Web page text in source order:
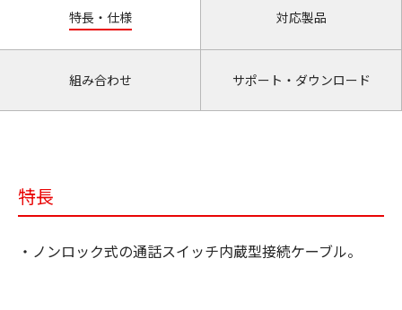
特長・仕様 対応製品
組み合わせ サポート・ダウンロード
特長
・ノンロック式の通話スイッチ内蔵型接続ケーブル。